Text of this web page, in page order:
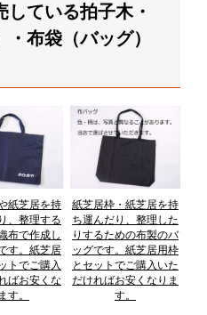
ている拍子木・
布袋（バッグ）
紙芝居を持
、整理する
布で作成し
す。紙芝居
トでご購入
ばお安くな
す。
紙芝居枠・紙芝居を持
ち運んだり、整理した
りするための布製のバ
ッグです。紙芝居用枠
とセットでご購入いた
だければお安くなりま
す。